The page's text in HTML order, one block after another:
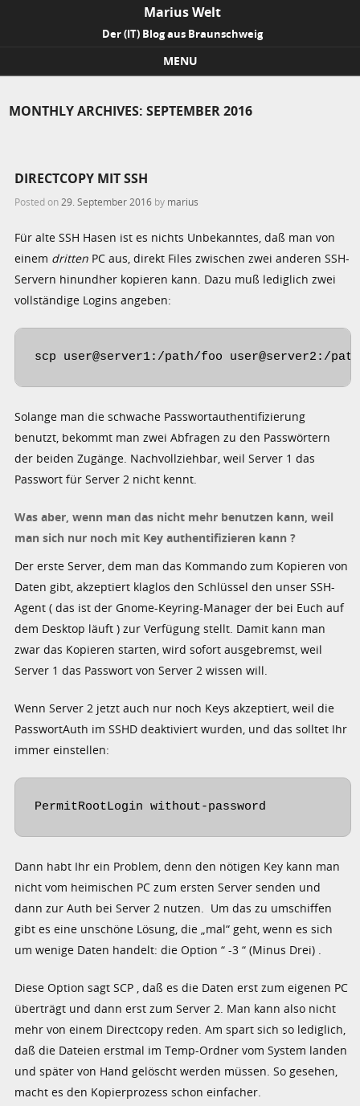
Marius Welt
Der (IT) Blog aus Braunschweig
MENU
MONTHLY ARCHIVES:SEPTEMBER 2016
DIRECTCOPY MIT SSH
Posted on 29. September 2016 by marius
Für alte SSH Hasen ist es nichts Unbekanntes, daß man von
einem dritten PC aus, direkt Files zwischen zwei anderen SSH-
Servern hinundher kopieren kann. Dazu muß lediglich zwei
vollständige Logins angeben:
scp user@server1:/path/foo user@server2:/
Solange man die schwache Passwortauthentifizierung
benutzt, bekommt man zwei Abfragen zu den Passwörtern
der beiden Zugänge. Nachvollziehbar, weil Server 1 das
Passwort für Server 2 nicht kennt.
Was aber, wenn man das nicht mehr benutzen kann, weil
man sich nur noch mit Key authentifizieren kann ?
Der erste Server, dem man das Kommando zum Kopieren von
Daten gibt, akzeptiert klaglos den Schlüssel den unser SSH-
Agent ( das ist der Gnome-Keyring-Manager der bei Euch auf
dem Desktop läuft ) zur Verfügung stellt. Damit kann man
zwar das Kopieren starten, wird sofort ausgebremst, weil
Server 1 das Passwort von Server 2 wissen will.
Wenn Server 2 jetzt auch nur noch Keys akzeptiert, weil die
PasswortAuth im SSHD deaktiviert wurden, und das solltet Ihr
immer einstellen:
PermitRootLogin without-password
Dann habt Ihr ein Problem, denn den nötigen Key kann man
nicht vom heimischen PC zum ersten Server senden und
dann zur Auth bei Server 2 nutzen. Um das zu umschiffen
gibt es eine unschöne Lösung, die „mal“ geht, wenn es sich
um wenige Daten handelt: die Option “ -3 “ (Minus Drei) .
Diese Option sagt SCP , daß es die Daten erst zum eigenen PC
überträgt und dann erst zum Server 2. Man kann also nicht
mehr von einem Directcopy reden. Am spart sich so lediglich,
daß die Dateien erstmal im Temp-Ordner vom System landen
und später von Hand gelöscht werden müssen. So gesehen,
macht es den Kopierprozess schon einfacher.